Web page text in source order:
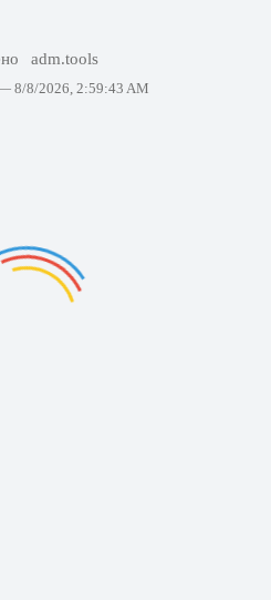
adm.tools
— 8/8/2026, 2:59:43 AM